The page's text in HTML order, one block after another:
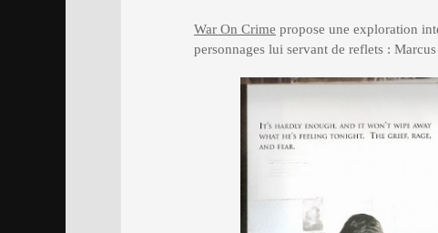
War On Crime propose une exploration
personnages lui servant de reflets :